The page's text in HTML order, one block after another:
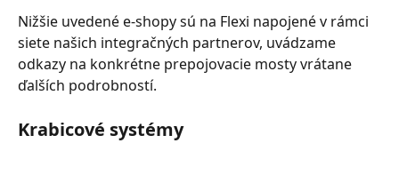
Nižšie uvedené e-shopy sú na Flexi napojené v rámci
siete našich integračných partnerov, uvádzame
odkazy na konkrétne prepojovacie mosty vrátane
ďalších podrobností.
Krabicové systémy